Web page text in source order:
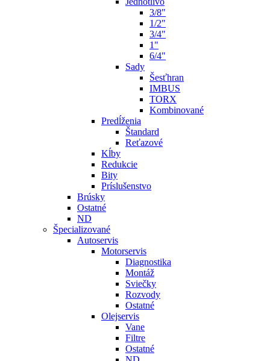
3/8"
1/2"
3/4"
1"
6/4"
Sady
Šesťhran
IMBUS
TORX
Kombinované
Predĺženia
Štandard
Reťazové
Kĺby
Redukcie
Bity
Príslušenstvo
Brúsky
Ostatné
ND
Špecializované
Autoservis
Motorservis
Diagnostika
Montáž
Sviečky
Rozvody
Ostatné
Olejservis
Vane
Filtre
Ostatné